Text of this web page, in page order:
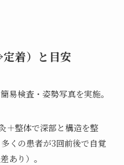
着）と目安
易検査・姿勢写真を実施。
＋整体で深部と構造を整
くの患者が3回前後で自覚
あり）。